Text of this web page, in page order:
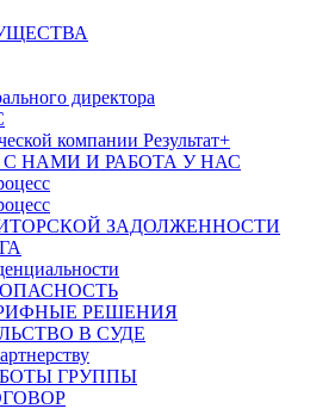
директора
компании Результат+
НАМИ И РАБОТА У НАС
ЗАДОЛЖЕННОСТИ
РЕШЕНИЯ
В СУДЕ
ГРУППЫ